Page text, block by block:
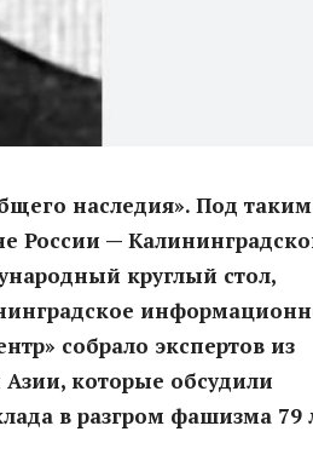
наследия». Под таким
России —
круглый стол,
собрало экспертов из
которые обсудили
в разгром фашизма 79